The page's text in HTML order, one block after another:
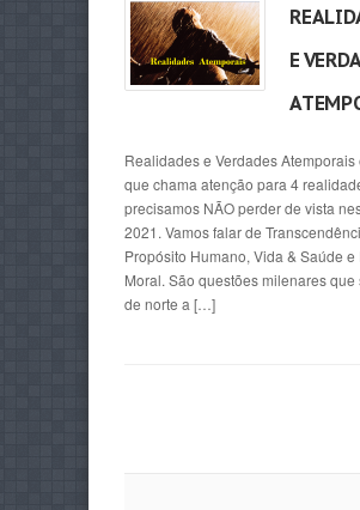
E
Realidades e Verdades Atemporais
que chama atenção para 4
precisamos NÃO perder de vista
2021. Vamos falar de
Propósito Humano, Vida & Saúde e
Moral. São questões milenares que
de norte a […]